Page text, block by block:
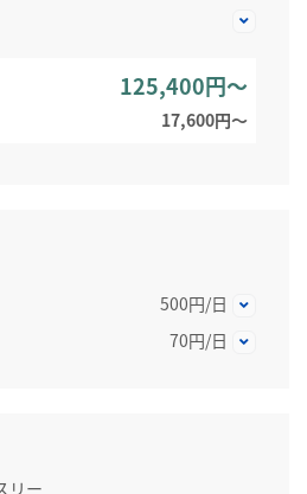
125,400円～
17,600円〜
500円/日
70円/日
リー